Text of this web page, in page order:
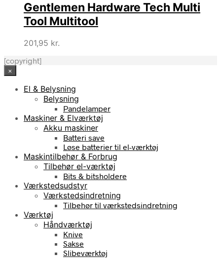
Gentlemen Hardware Tech Multi
Tool Multitool
201,95 kr.
[copyright]
×
El & Belysning
Belysning
Pandelamper
Maskiner & Elværktøj
Akku maskiner
Batteri save
Løse batterier til el-værktøj
Maskintilbehør & Forbrug
Tilbehør el-værktøj
Bits & bitsholdere
Værkstedsudstyr
Værkstedsindretning
Tilbehør til værkstedsindretning
Værktøj
Håndværktøj
Knive
Sakse
Slibeværktøj